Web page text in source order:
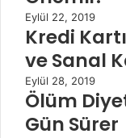
Eylül 22, 2019
Kredi
ve Sanal
Eylül 28, 2019
Ölüm
Gün Sürer